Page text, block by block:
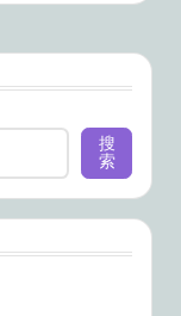
搜
索